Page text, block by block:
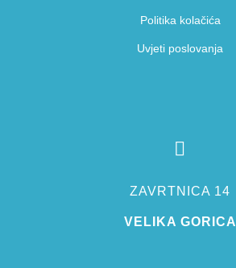
Politika kolačića
Uvjeti poslovanja

ZAVRTNICA 14
VELIKA GORICA